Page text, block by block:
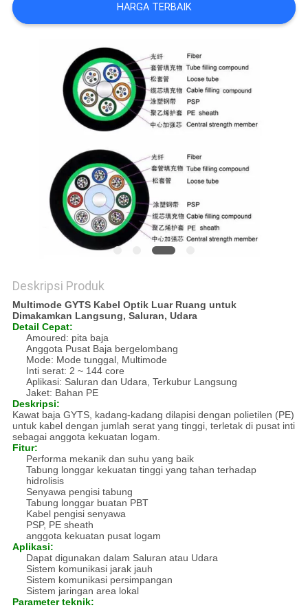
HARGA TERBAIK
Deskripsi Produk
Multimode GYTS Kabel Optik Luar Ruang untuk
Dimakamkan Langsung, Saluran, Udara
Detail Cepat:
Amoured: pita baja
Anggota Pusat Baja bergelombang
Mode: Mode tunggal, Multimode
Inti serat: 2 ~ 144 core
Aplikasi: Saluran dan Udara, Terkubur Langsung
Jaket: Bahan PE
Deskripsi:
Kawat baja GYTS, kadang-kadang dilapisi dengan polietilen (PE)
untuk kabel dengan jumlah serat yang tinggi, terletak di pusat inti
sebagai anggota kekuatan logam.
Fitur:
Performa mekanik dan suhu yang baik
Tabung longgar kekuatan tinggi yang tahan terhadap
hidrolisis
Senyawa pengisi tabung
Tabung longgar buatan PBT
Kabel pengisi senyawa
PSP, PE sheath
anggota kekuatan pusat logam
Aplikasi:
Dapat digunakan dalam Saluran atau Udara
Sistem komunikasi jarak jauh
Sistem komunikasi persimpangan
Sistem jaringan area lokal
Parameter teknik: